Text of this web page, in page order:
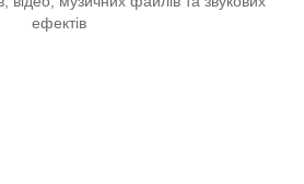
ефектів